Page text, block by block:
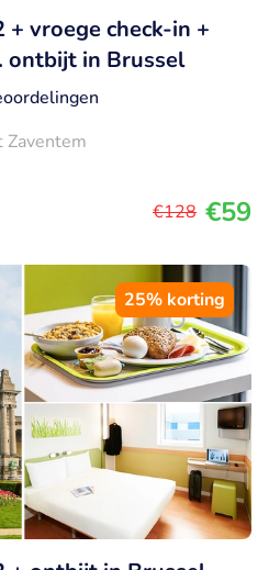
vroege check-in +
ontbijt in Brussel
€128 €59
25% korting